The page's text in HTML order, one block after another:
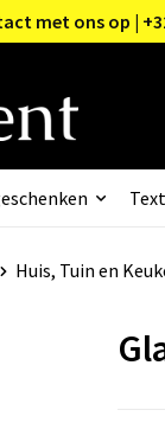
met ons op |
Huis, Tuin en